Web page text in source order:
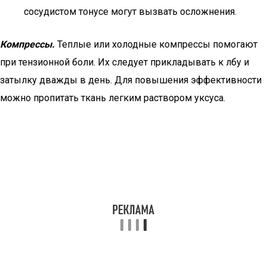
сосудистом тонусе могут вызвать осложнения.
Компрессы. Теплые или холодные компрессы помогают
при тензионной боли. Их следует прикладывать к лбу и
затылку дважды в день. Для повышения эффективности
можно пропитать ткань легким раствором уксуса.